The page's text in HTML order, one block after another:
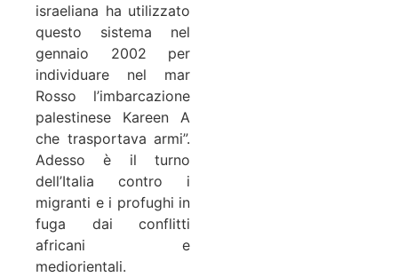
israeliana ha utilizzato
questo sistema nel
gennaio 2002 per
individuare nel mar
Rosso l’imbarcazione
palestinese Kareen A
che trasportava armi”.
Adesso è il turno
dell’Italia contro i
migranti e i profughi in
fuga dai conflitti
africani e
mediorientali.